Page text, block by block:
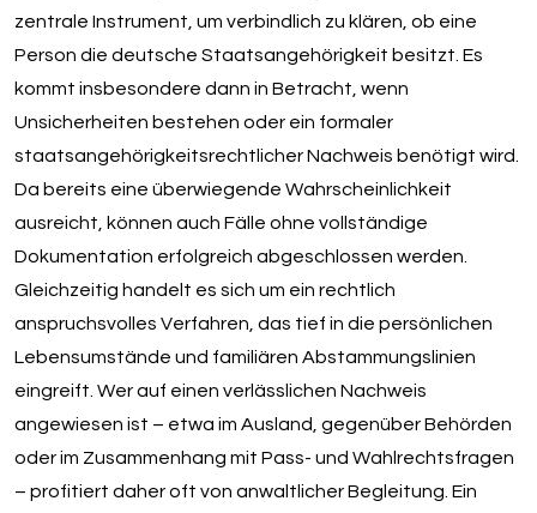
zentrale Instrument, um verbindlich zu klären, ob eine
Person die deutsche Staatsangehörigkeit besitzt. Es
kommt insbesondere dann in Betracht, wenn
Unsicherheiten bestehen oder ein formaler
staatsangehörigkeitsrechtlicher Nachweis benötigt wird.
Da bereits eine überwiegende Wahrscheinlichkeit
ausreicht, können auch Fälle ohne vollständige
Dokumentation erfolgreich abgeschlossen werden.
Gleichzeitig handelt es sich um ein rechtlich
anspruchsvolles Verfahren, das tief in die persönlichen
Lebensumstände und familiären Abstammungslinien
eingreift. Wer auf einen verlässlichen Nachweis
angewiesen ist – etwa im Ausland, gegenüber Behörden
oder im Zusammenhang mit Pass- und Wahlrechtsfragen
– profitiert daher oft von anwaltlicher Begleitung. Ein